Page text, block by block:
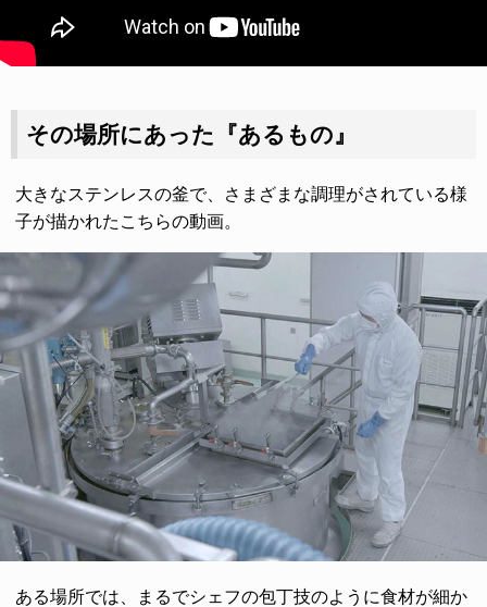
その場所にあった『あるもの』
大きなステンレスの釜で、さまざまな調理がされている様
子が描かれたこちらの動画。
ある場所では、まるでシェフの包丁技のように食材が細か